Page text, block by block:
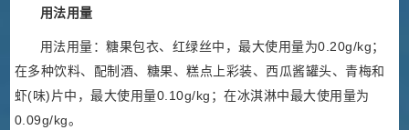
用法用量
用法用量：糖果包衣、红绿丝中，最大使用量为0.20g/kg；
在多种饮料、配制酒、糖果、糕点上彩装、西瓜酱罐头、青梅和
虾(味)片中，最大使用量0.10g/kg；在冰淇淋中最大使用量为
0.09g/kg。